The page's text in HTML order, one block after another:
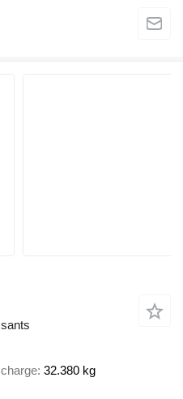
32.380 kg